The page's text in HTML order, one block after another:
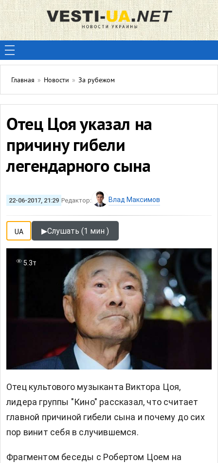
Главная » Новости » За рубежом
Отец Цоя указал на
причину гибели
легендарного сына
22-06-2017, 21:29 Редактор: Влад Максимов
UA ▶Слушать (1 мин )
5.3т
Отец культового музыканта Виктора Цоя,
лидера группы "Кино" рассказал, что считает
главной причиной гибели сына и почему до сих
пор винит себя в случившемся.
Фрагментом беседы с Робертом Цоем на